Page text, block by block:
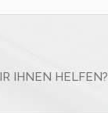
IHNEN HELFEN?